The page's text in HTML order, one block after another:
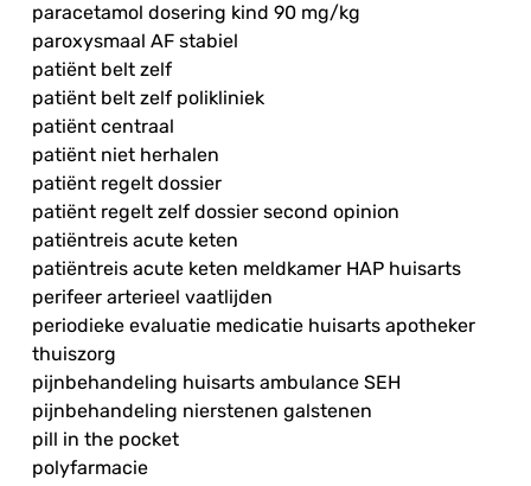
paracetamol dosering kind 90 mg/kg
paroxysmaal AF stabiel
patiënt belt zelf
patiënt belt zelf polikliniek
patiënt centraal
patiënt niet herhalen
patiënt regelt dossier
patiënt regelt zelf dossier second opinion
patiëntreis acute keten
patiëntreis acute keten meldkamer HAP huisarts
perifeer arterieel vaatlijden
periodieke evaluatie medicatie huisarts apotheker
thuiszorg
pijnbehandeling huisarts ambulance SEH
pijnbehandeling nierstenen galstenen
pill in the pocket
polyfarmacie